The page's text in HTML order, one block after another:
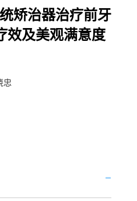
矫治器治疗前牙
效及美观满意度
忠